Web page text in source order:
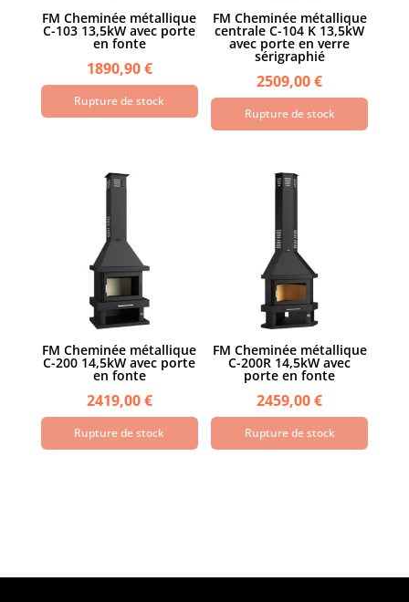
FM Cheminée métallique
C-103 13,5kW avec porte
en fonte
1890,90€
Rupture de stock
FM Cheminée métallique
centrale C-104 K 13,5kW
avec porte en verre
sérigraphié
2509,00€
Rupture de stock
FM Cheminée métallique
C-200 14,5kW avec porte
en fonte
2419,00€
Rupture de stock
FM Cheminée métallique
C-200R 14,5kW avec
porte en fonte
2459,00€
Rupture de stock